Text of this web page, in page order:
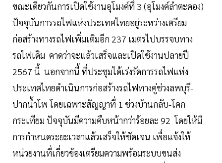
ขณะเดียวกันการเปิดใช้งานอุโมงค์ที่ 3 (อุโมงค์ลำตะคอง)
ปัจจุบันการรถไฟแห่งประเทศไทยอยู่ระหว่างเตรียม
ก่อสร้างทางรถไฟเพิ่มเติมอีก 237 เมตรไปบรรจบทาง
รถไฟเดิม คาดว่าจะแล้วเสร็จและเปิดใช้งานปลายปี
2567 นี้ นอกจากนี้ ที่ประชุมได้เร่งรัดการรถไฟแห่ง
ประเทศไทยดำเนินการก่อสร้างรถไฟทางคู่ช่วงลพบุรี-
ปากน้ำโพ โดยเฉพาะสัญญาที่ 1 ช่วงบ้านกลับ-โคก
กระเทียม ปัจจุบันมีความคืบหน้ากว่าร้อยละ 92 โดยให้มี
การกำหนดระยะเวลาแล้วเสร็จให้ชัดเจน เพื่อแจ้งให้
หน่วยงานที่เกี่ยวข้องเตรียมความพร้อมระบบขนส่ง